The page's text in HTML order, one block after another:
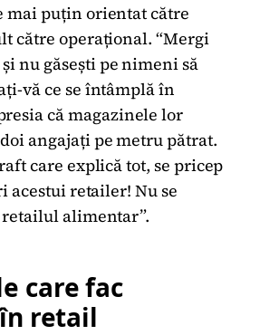
puțin orientat către
către operațional. “Mergi
nu găsești pe nimeni să
vă ce se întâmplă în
că magazinele lor
angajați pe metru pătrat.
care explică tot, se pricep
acestui retailer! Nu se
alimentar”.
care fac
retail